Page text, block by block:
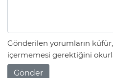
Gönderilen yorumların
içermemesi gerektiğini
Gönder